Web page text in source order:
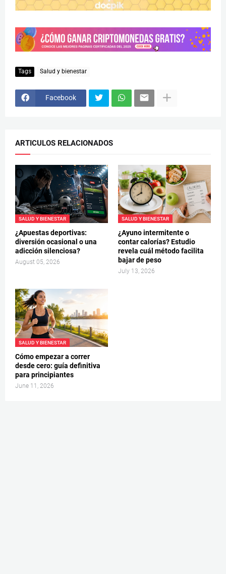
Tags Salud y bienestar
Facebook
ARTICULOS RELACIONADOS
SALUD Y BIENESTAR
¿Apuestas deportivas:
diversión ocasional o una
adicción silenciosa?
August 05, 2026
SALUD Y BIENESTAR
¿Ayuno intermitente o
contar calorías? Estudio
revela cuál método facilita
bajar de peso
July 13, 2026
SALUD Y BIENESTAR
Cómo empezar a correr
desde cero: guía definitiva
para principiantes
June 11, 2026